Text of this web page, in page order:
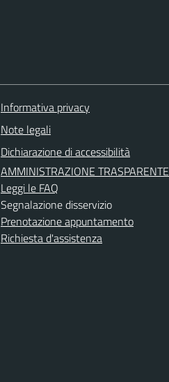
Informativa privacy
Note legali
Dichiarazione di accessibilità
AMMINISTRAZIONE TRASPARENTE
Leggi le FAQ
Segnalazione disservizio
Prenotazione appuntamento
Richiesta d'assistenza